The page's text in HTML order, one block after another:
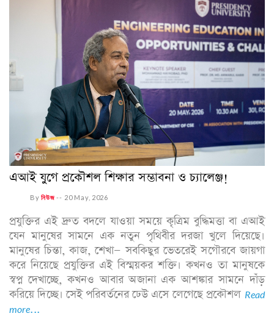
এআই যুগে প্রকৌশল শিক্ষার সম্ভাবনা ও চ্যালেঞ্জ!
Byনিউজ -- 20 May, 2026
প্রযুক্তির এই দ্রুত বদলে যাওয়া সময়ে কৃত্রিম বুদ্ধিমত্তা বা এআই
যেন মানুষের সামনে এক নতুন পৃথিবীর দরজা খুলে দিয়েছে।
মানুষের চিন্তা, কাজ, শেখা— সবকিছুর ভেতরেই সগৌরবে জায়গা
করে নিয়েছে প্রযুক্তির এই বিস্ময়কর শক্তি। কখনও তা মানুষকে
স্বপ্ন দেখাচ্ছে, কখনও আবার অজানা এক আশঙ্কার সামনে দাঁড়
করিয়ে দিচ্ছে। সেই পরিবর্তনের ঢেউ এসে লেগেছে প্রকৌশল Read
more...